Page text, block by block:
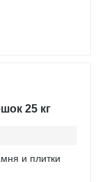
25 кг
и плитки